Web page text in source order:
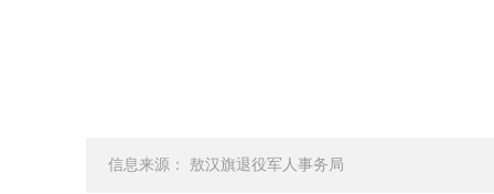
信息来源： 敖汉旗退役军人事务局